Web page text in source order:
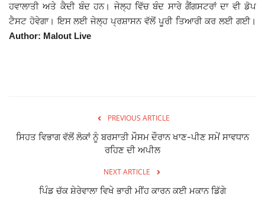
Sri Muktsar Sahib News
Punjab
Contact Us
ਹਵਾਲਾਤੀ ਅਤੇ ਕੈਦੀ ਬੰਦ ਹਨ। ਜੇਲ੍ਹ ਵਿੱਚ ਬੰਦ ਸਾਰੇ ਗੈਂਗਸਟਰਾਂ ਦਾ ਵੀ ਡੋਪ
ਟੈਸਟ ਹੋਵੇਗਾ। ਇਸ ਲਈ ਜੇਲ੍ਹ ਪ੍ਰਸ਼ਾਸਨ ਵੱਲੋਂ ਪੂਰੀ ਤਿਆਰੀ ਕਰ ਲਈ ਗਈ।
Author: Malout Live
PREVIOUS ARTICLE
ਸਿਹਤ ਵਿਭਾਗ ਵੱਲੋਂ ਲੋਕਾਂ ਨੂੰ ਬਰਸਾਤੀ ਮੌਸਮ ਦੌਰਾਨ ਖਾਣ-ਪੀਣ ਸਮੇਂ ਸਾਵਧਾਨ
ਰਹਿਣ ਦੀ ਅਪੀਲ
NEXT ARTICLE
ਪਿੰਡ ਚੱਕ ਸ਼ੇਰੇਵਾਲਾ ਵਿਖੇ ਭਾਰੀ ਮੀਂਹ ਕਾਰਨ ਕਈ ਮਕਾਨ ਡਿੱਗੇ